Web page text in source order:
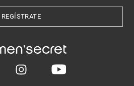
REGÍSTRATE